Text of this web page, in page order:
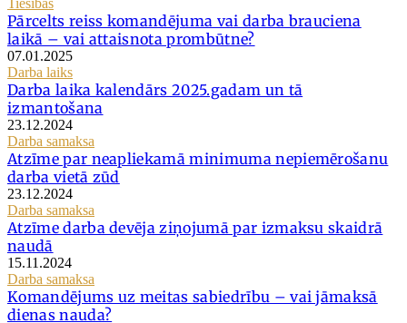
Tiesības
Pārcelts reiss komandējuma vai darba brauciena
laikā – vai attaisnota prombūtne?
07.01.2025
Darba laiks
Darba laika kalendārs 2025.gadam un tā
izmantošana
23.12.2024
Darba samaksa
Atzīme par neapliekamā minimuma nepiemērošanu
darba vietā zūd
23.12.2024
Darba samaksa
Atzīme darba devēja ziņojumā par izmaksu skaidrā
naudā
15.11.2024
Darba samaksa
Komandējums uz meitas sabiedrību – vai jāmaksā
dienas nauda?